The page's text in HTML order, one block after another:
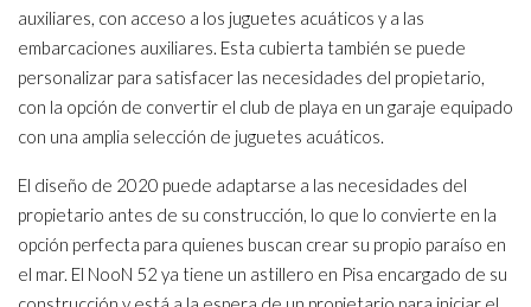
auxiliares, con acceso a los juguetes acuáticos y a las
embarcaciones auxiliares. Esta cubierta también se puede
personalizar para satisfacer las necesidades del propietario,
con la opción de convertir el club de playa en un garaje equipado
con una amplia selección de juguetes acuáticos.
El diseño de 2020 puede adaptarse a las necesidades del
propietario antes de su construcción, lo que lo convierte en la
opción perfecta para quienes buscan crear su propio paraíso en
el mar. El NooN 52 ya tiene un astillero en Pisa encargado de su